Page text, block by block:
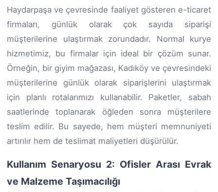
Haydarpaşa ve çevresinde faaliyet gösteren e-ticaret
firmaları, günlük olarak çok sayıda siparişi
müşterilerine ulaştırmak zorundadır. Normal kurye
hizmetimiz, bu firmalar için ideal bir çözüm sunar.
Örneğin, bir giyim mağazası, Kadıköy ve çevresindeki
müşterilerine günlük olarak siparişlerini ulaştırmak
için planlı rotalarımızı kullanabilir. Paketler, sabah
saatlerinde toplanarak öğleden sonra müşterilere
teslim edilir. Bu sayede, hem müşteri memnuniyeti
artırılır hem de teslimat maliyetleri düşürülür.
Kullanım Senaryosu 2: Ofisler Arası Evrak
ve Malzeme Taşımacılığı